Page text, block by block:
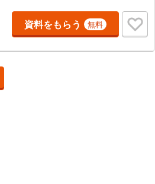
資料をもらう 無料
入間郡三芳町(0)
比企郡滑川町(7)
比企郡川島町(1)